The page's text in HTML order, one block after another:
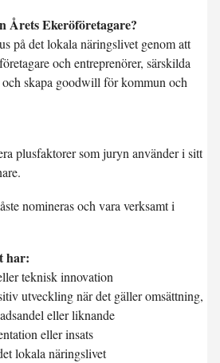
Årets Ekeröföretagare?
på det lokala näringslivet genom att
och entreprenörer, särskilda
och skapa goodwill för kommun och
plusfaktorer som juryn använder i sitt
nomineras och vara verksamt i
har:
teknisk innovation
utveckling när det gäller omsättning,
eller liknande
eller insats
lokala näringslivet